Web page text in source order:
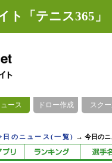
ト「テニス365」
ース ドロー作成 スク
日のニュース(一覧) →今日の